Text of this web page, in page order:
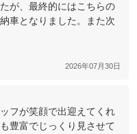
が、最終的にはこちらの
車となりました。また次
2026年07月30日
フが笑顔で出迎えてくれ
豊富でじっくり見させて